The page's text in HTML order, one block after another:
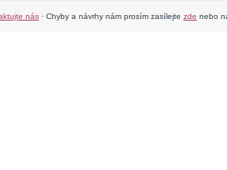
nás · Chyby a návrhy nám prosím zasílejte zde nebo